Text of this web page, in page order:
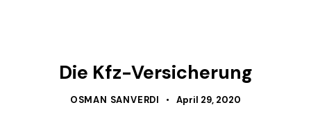
Die Kfz-Versicherung
OSMAN SANVERDI April 29, 2020